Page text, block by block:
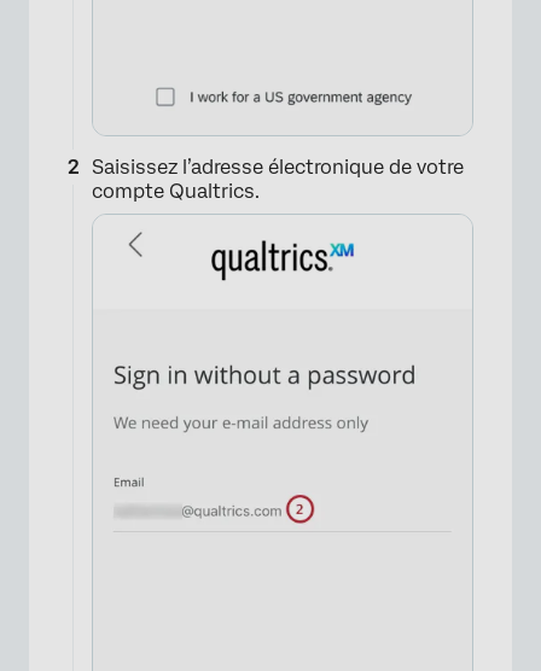
Saisissez l’adresse électronique de votre
compte Qualtrics.